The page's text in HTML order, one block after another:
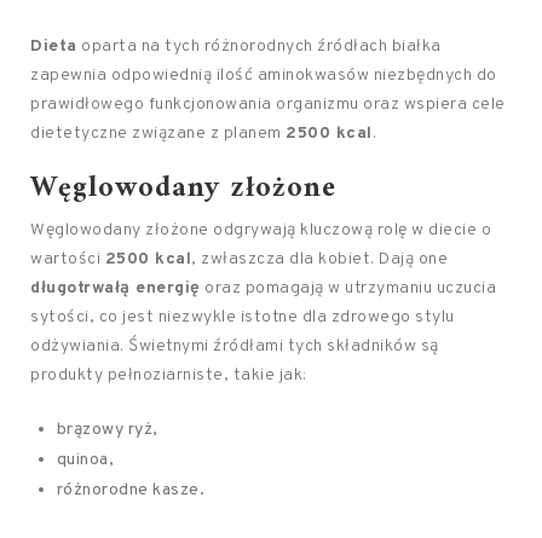
Dieta oparta na tych różnorodnych źródłach białka
zapewnia odpowiednią ilość aminokwasów niezbędnych do
prawidłowego funkcjonowania organizmu oraz wspiera cele
dietetyczne związane z planem 2500 kcal.
Węglowodany złożone
Węglowodany złożone odgrywają kluczową rolę w diecie o
wartości 2500 kcal, zwłaszcza dla kobiet. Dają one
długotrwałą energię oraz pomagają w utrzymaniu uczucia
sytości, co jest niezwykle istotne dla zdrowego stylu
odżywiania. Świetnymi źródłami tych składników są
produkty pełnoziarniste, takie jak:
brązowy ryż,
quinoa,
różnorodne kasze.